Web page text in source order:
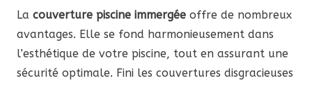
La couverture piscine immergée offre de nombreux
avantages. Elle se fond harmonieusement dans
l’esthétique de votre piscine, tout en assurant une
sécurité optimale. Fini les couvertures disgracieuses